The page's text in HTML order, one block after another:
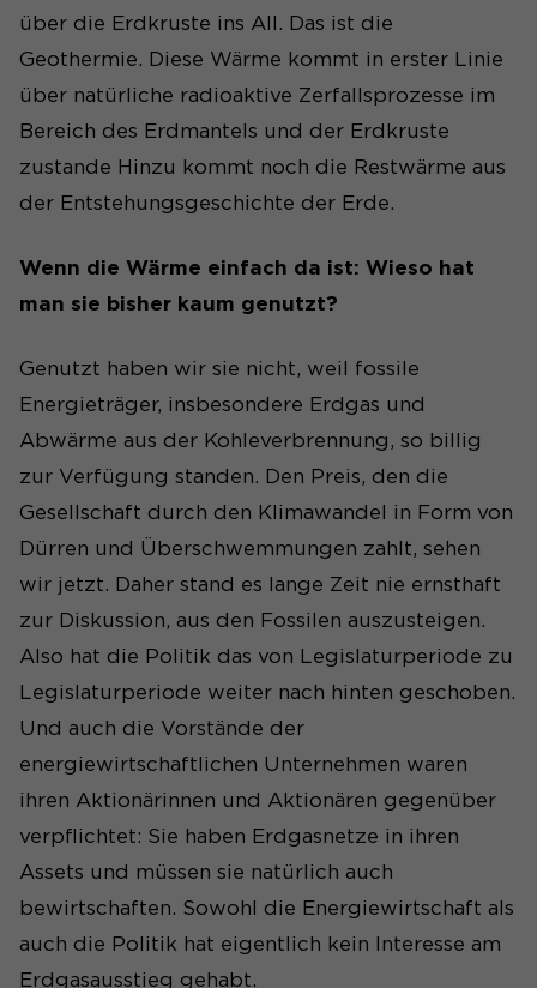
über die Erdkruste ins All. Das ist die
Geothermie. Diese Wärme kommt in erster Linie
über natürliche radioaktive Zerfallsprozesse im
Bereich des Erdmantels und der Erdkruste
zustande Hinzu kommt noch die Restwärme aus
der Entstehungsgeschichte der Erde.
Wenn die Wärme einfach da ist: Wieso hat
man sie bisher kaum genutzt?
Genutzt haben wir sie nicht, weil fossile
Energieträger, insbesondere Erdgas und
Abwärme aus der Kohleverbrennung, so billig
zur Verfügung standen. Den Preis, den die
Gesellschaft durch den Klimawandel in Form von
Dürren und Überschwemmungen zahlt, sehen
wir jetzt. Daher stand es lange Zeit nie ernsthaft
zur Diskussion, aus den Fossilen auszusteigen.
Also hat die Politik das von Legislaturperiode zu
Legislaturperiode weiter nach hinten geschoben.
Und auch die Vorstände der
energiewirtschaftlichen Unternehmen waren
ihren Aktionärinnen und Aktionären gegenüber
verpflichtet: Sie haben Erdgasnetze in ihren
Assets und müssen sie natürlich auch
bewirtschaften. Sowohl die Energiewirtschaft als
auch die Politik hat eigentlich kein Interesse am
Erdgasausstieg gehabt.